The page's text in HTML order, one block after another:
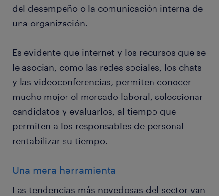
del desempeño o la comunicación interna de
una organización.
Es evidente que internet y los recursos que se
le asocian, como las redes sociales, los chats
y las videoconferencias, permiten conocer
mucho mejor el mercado laboral, seleccionar
candidatos y evaluarlos, al tiempo que
permiten a los responsables de personal
rentabilizar su tiempo.
Una mera herramienta
Las tendencias más novedosas del sector van